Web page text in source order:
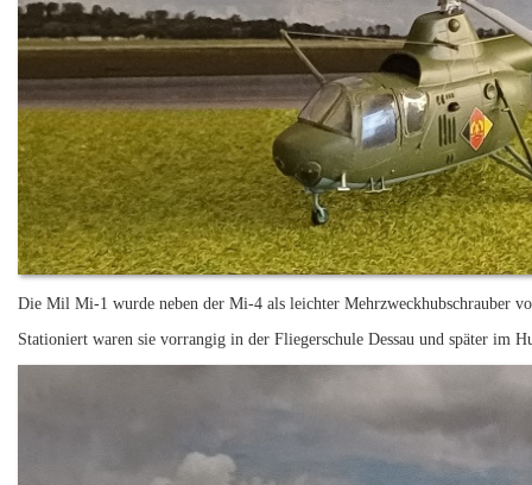
Die Mil Mi-1 wurde neben der Mi-4 als leichter Mehrzweckhubschrauber
Stationiert waren sie vorrangig in der Fliegerschule Dessau und später im